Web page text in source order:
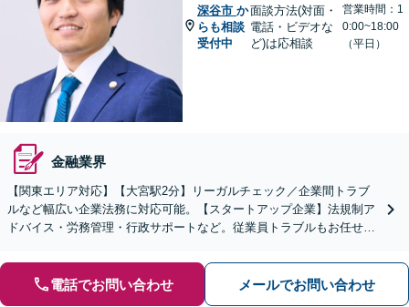
深谷市 か
らも相談
受付中
面談方法(対面・
電話・ビデオな
ど)は応相談
営業時間：1
0:00~18:00
（平日）
金融業界
【関東エリア対応】【大宮駅2分】リーガルチェック／企業間トラブ
ルなど幅広い企業法務に対応可能。【スタートアップ企業】法規制ア
ドバイス・労務管理・行政サポートなど。従業員トラブルもお任せく
電話でお問い合わせ メールでお問い合わせ